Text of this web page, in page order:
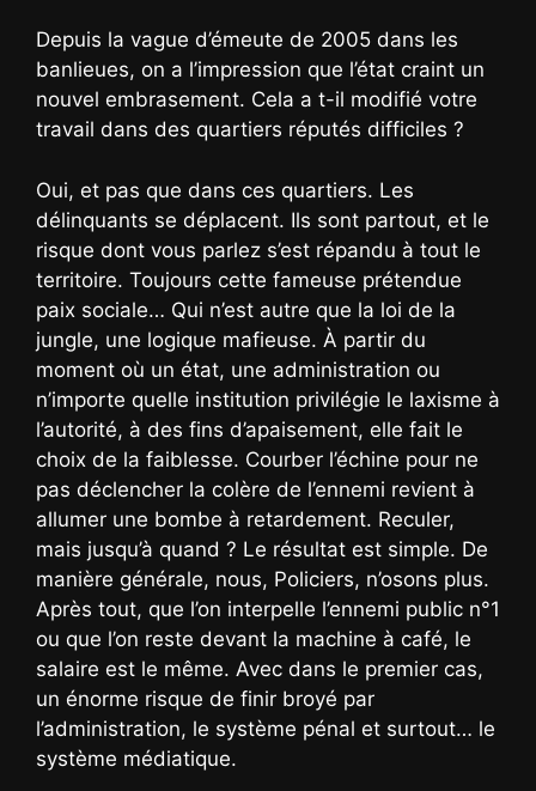
Depuis la vague d’émeute de 2005 dans les
banlieues, on a l’impression que l’état craint un
nouvel embrasement. Cela a t-il modifié votre
travail dans des quartiers réputés difficiles ?
Oui, et pas que dans ces quartiers. Les
délinquants se déplacent. Ils sont partout, et le
risque dont vous parlez s’est répandu à tout le
territoire. Toujours cette fameuse prétendue
paix sociale… Qui n’est autre que la loi de la
jungle, une logique mafieuse. À partir du
moment où un état, une administration ou
n’importe quelle institution privilégie le laxisme à
l’autorité, à des fins d’apaisement, elle fait le
choix de la faiblesse. Courber l’échine pour ne
pas déclencher la colère de l’ennemi revient à
allumer une bombe à retardement. Reculer,
mais jusqu’à quand ? Le résultat est simple. De
manière générale, nous, Policiers, n’osons plus.
Après tout, que l’on interpelle l’ennemi public n°1
ou que l’on reste devant la machine à café, le
salaire est le même. Avec dans le premier cas,
un énorme risque de finir broyé par
l’administration, le système pénal et surtout… le
système médiatique.